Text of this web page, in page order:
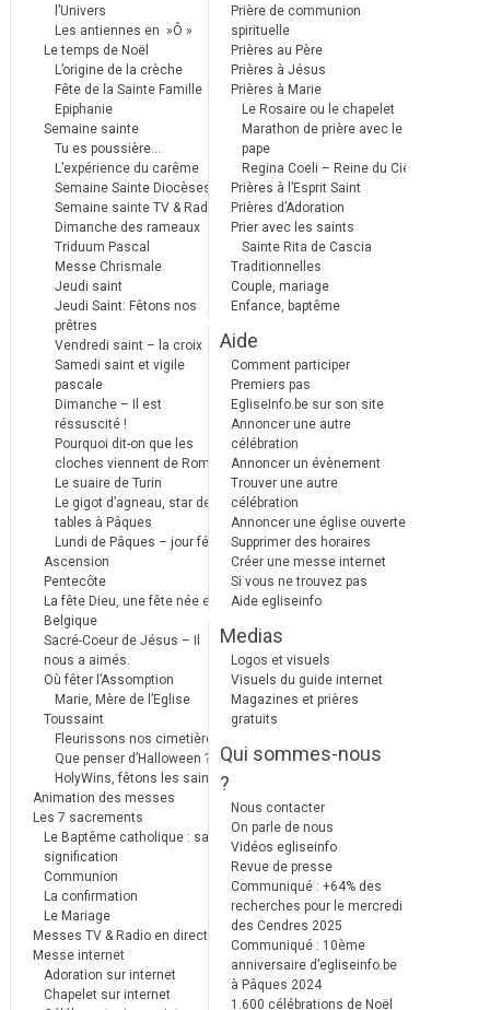
l’Univers
Les antiennes en »Ô »
Le temps de Noël
L’origine de la crèche
Fête de la Sainte Famille
Epiphanie
Semaine sainte
Tu es poussière…
L’expérience du carême
Semaine Sainte Diocèses
Semaine sainte TV & Radio
Dimanche des rameaux
Triduum Pascal
Messe Chrismale
Jeudi saint
Jeudi Saint: Fêtons nos
prêtres
Vendredi saint – la croix
Samedi saint et vigile
pascale
Dimanche – Il est
réssuscité !
Pourquoi dit-on que les
cloches viennent de Rome ?
Le suaire de Turin
Le gigot d’agneau, star des
tables à Pâques
Lundi de Pâques – jour férié
Ascension
Pentecôte
La fête Dieu, une fête née en
Belgique
Sacré-Coeur de Jésus – Il
nous a aimés.
Où fêter l’Assomption
Marie, Mère de l’Eglise
Toussaint
Fleurissons nos cimetières
Que penser d’Halloween ?
HolyWins, fêtons les saints !
Animation des messes
Les 7 sacrements
Le Baptême catholique : sa
signification
Communion
La confirmation
Le Mariage
Messes TV & Radio en direct
Messe internet
Adoration sur internet
Chapelet sur internet
Prière de communion
spirituelle
Prières au Père
Prières à Jésus
Prières à Marie
Le Rosaire ou le chapelet
Marathon de prière avec le
pape
Regina Coeli – Reine du Ciel
Prières à l’Esprit Saint
Prières d’Adoration
Prier avec les saints
Sainte Rita de Cascia
Traditionnelles
Couple, mariage
Enfance, baptême
Aide
Comment participer
Premiers pas
EgliseInfo.be sur son site
Annoncer une autre
célébration
Annoncer un évènement
Trouver une autre
célébration
Annoncer une église ouverte
Supprimer des horaires
Créer une messe internet
Si vous ne trouvez pas
Aide egliseinfo
Medias
Logos et visuels
Visuels du guide internet
Magazines et prières
gratuits
Qui sommes-nous
?
Nous contacter
On parle de nous
Vidéos egliseinfo
Revue de presse
Communiqué : +64% des
recherches pour le mercredi
des Cendres 2025
Communiqué : 10ème
anniversaire d’egliseinfo.be
à Pâques 2024
1.600 célébrations de Noël